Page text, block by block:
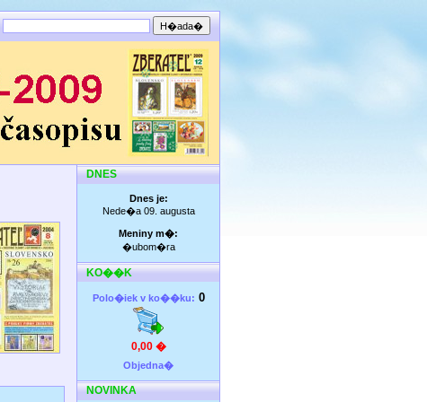
DNES
Dnes je:
Nede�a 09. augusta
Meniny m�:
�ubom�ra
KO��K
Polo�iek v ko��ku: 0
0,00 �
Objedna�
NOVINKA